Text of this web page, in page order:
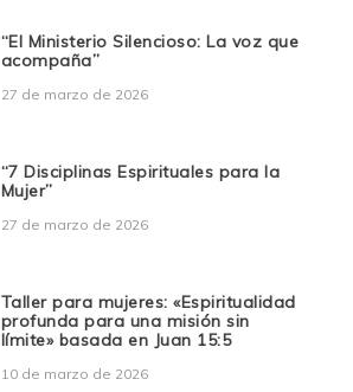
“El Ministerio Silencioso: La voz que
acompaña”
27 de marzo de 2026
“7 Disciplinas Espirituales para la
Mujer”
27 de marzo de 2026
Taller para mujeres: «Espiritualidad
profunda para una misión sin
límite» basada en Juan 15:5
10 de marzo de 2026